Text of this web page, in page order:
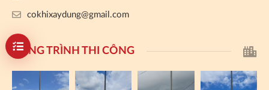
cokhixaydung@gmail.com
CÔNG TRÌNH THI CÔNG